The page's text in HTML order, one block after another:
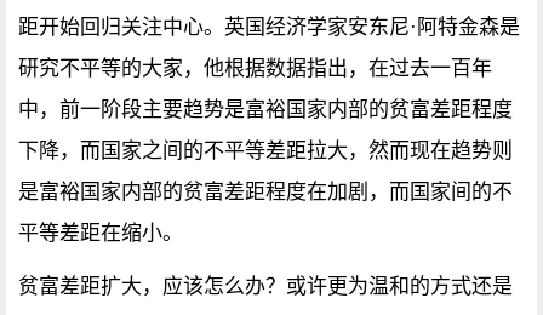
距开始回归关注中心。英国经济学家安东尼·阿特金森是
研究不平等的大家，他根据数据指出，在过去一百年
中，前一阶段主要趋势是富裕国家内部的贫富差距程度
下降，而国家之间的不平等差距拉大，然而现在趋势则
是富裕国家内部的贫富差距程度在加剧，而国家间的不
平等差距在缩小。
贫富差距扩大，应该怎么办？或许更为温和的方式还是